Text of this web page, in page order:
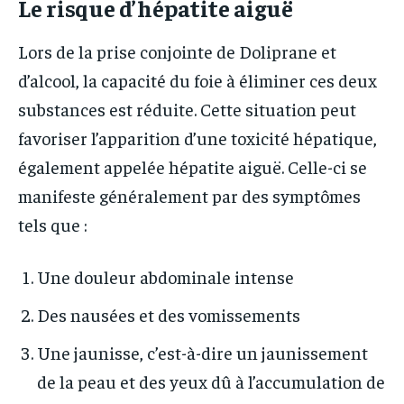
Le risque d’hépatite aiguë
Lors de la prise conjointe de Doliprane et
d’alcool, la capacité du foie à éliminer ces deux
substances est réduite. Cette situation peut
favoriser l’apparition d’une toxicité hépatique,
également appelée hépatite aiguë. Celle-ci se
manifeste généralement par des symptômes
tels que :
Une douleur abdominale intense
Des nausées et des vomissements
Une jaunisse, c’est-à-dire un jaunissement
de la peau et des yeux dû à l’accumulation de